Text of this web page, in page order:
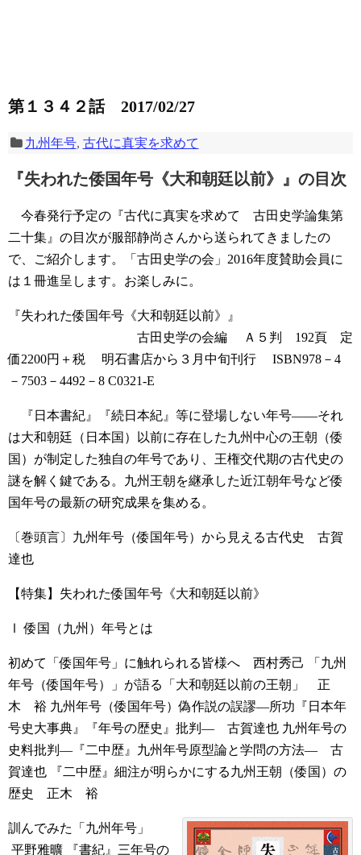
第１３４２話 2017/02/27
九州年号, 古代に真実を求めて
『失われた倭国年号《大和朝廷以前》』の目次
今春発行予定の『古代に真実を求めて 古田史学論集第
二十集』の目次が服部静尚さんから送られてきましたの
で、ご紹介します。「古田史学の会」2016年度賛助会員に
は１冊進呈します。お楽しみに。
『失われた倭国年号《大和朝廷以前》』
古田史学の会編 Ａ５判 192頁 定
価2200円＋税 明石書店から３月中旬刊行 ISBN978－4
－7503－4492－8 C0321-E
『日本書紀』『続日本紀』等に登場しない年号――それ
は大和朝廷（日本国）以前に存在した九州中心の王朝（倭
国）が制定した独自の年号であり、王権交代期の古代史の
謎を解く鍵である。九州王朝を継承した近江朝年号など倭
国年号の最新の研究成果を集める。
〔巻頭言〕九州年号（倭国年号）から見える古代史 古賀
達也
【特集】失われた倭国年号《大和朝廷以前》
Ⅰ 倭国（九州）年号とは
初めて「倭国年号」に触れられる皆様へ 西村秀己
「九州
年号（倭国年号）」が語る「大和朝廷以前の王朝」 正
木 裕 九州年号（倭国年号）偽作説の誤謬―所功『日本年
号史大事典』『年号の歴史』批判― 古賀達也 九州年号の
史料批判―『二中歴』九州年号原型論と学問の方法― 古
賀達也 『二中歴』細注が明らかにする九州王朝（倭国）の
歴史 正木 裕
訓んでみた「九州年号」
平野雅曠 『書紀』三年号の